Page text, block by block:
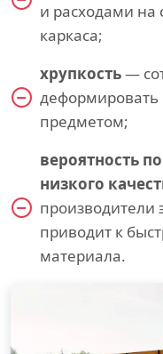
и расходами на
каркаса;
хрупкость—
деформировать
предметом;
вероятность
низкого
производители
приводит к
материала.